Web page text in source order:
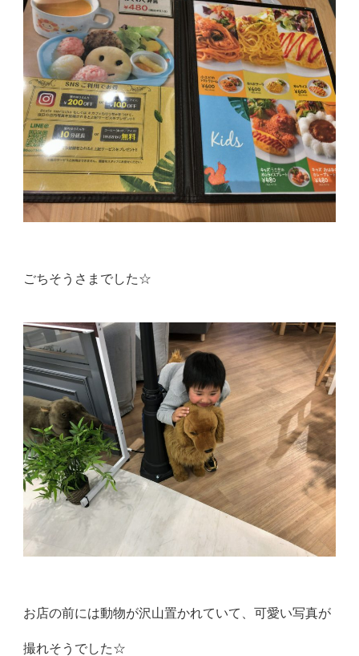
ごちそうさまでした☆
お店の前には動物が沢山置かれていて、可愛い写真が
撮れそうでした☆